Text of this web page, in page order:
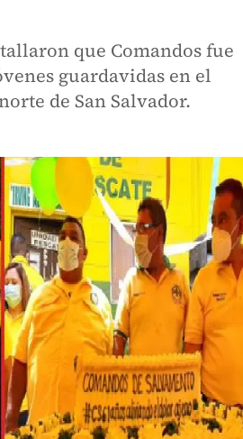
que Comandos fue
guardavidas en el
de San Salvador.